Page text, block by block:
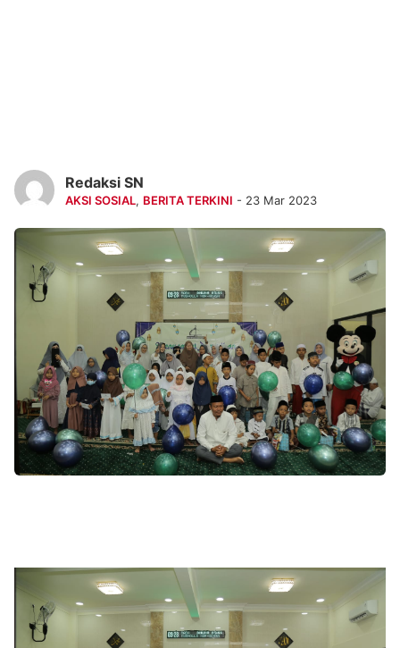
Redaksi SN
AKSI SOSIAL, BERITA TERKINI - 23 Mar 2023